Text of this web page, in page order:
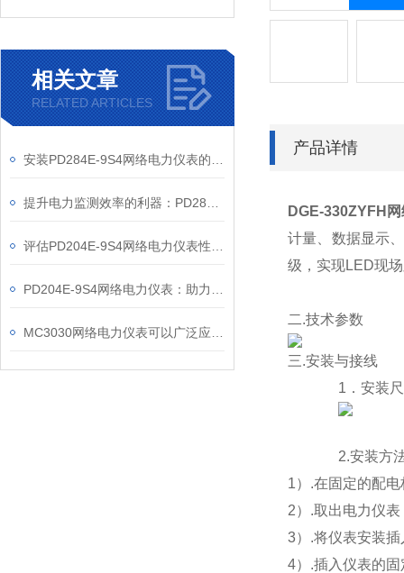
相关文章
RELATED ARTICLES
产品详情
DGE-330ZYFH
计量、数据显示
级，实现LED现
二.技术参数
三.安装与接线
1 ． 安装
2.安装方
1）.在固定的配
2）.取出电力仪表
3）.将仪表安装
4）.插入仪表的